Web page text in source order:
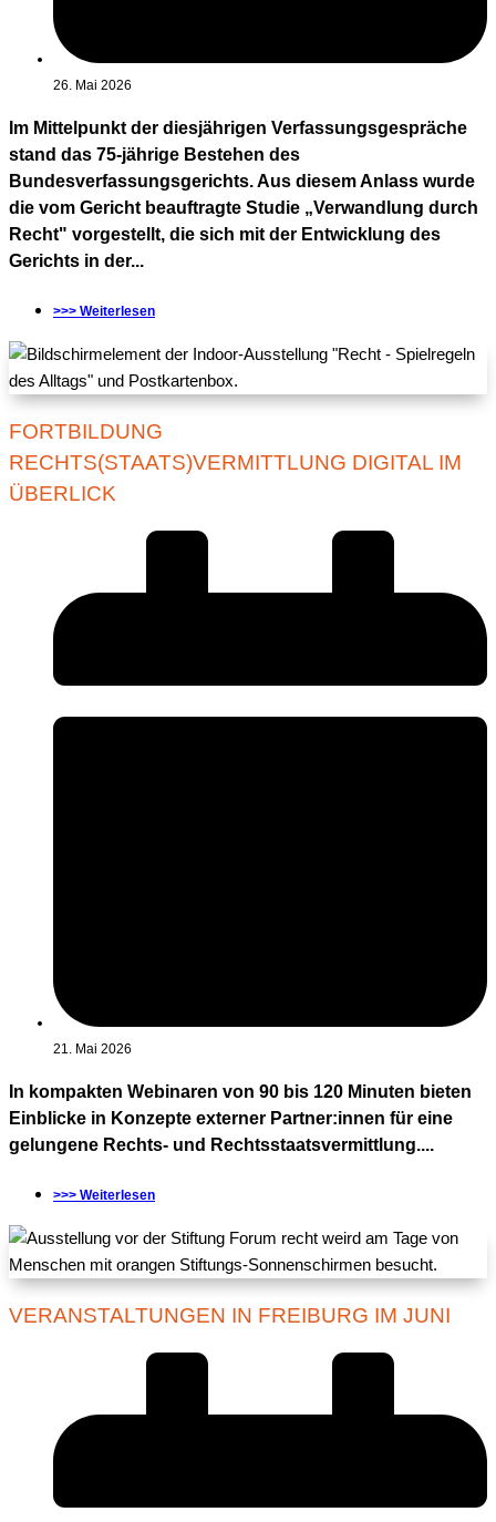
26. Mai 2026
Im Mittelpunkt der diesjährigen Verfassungsgespräche
stand das 75-jährige Bestehen des
Bundesverfassungsgerichts. Aus diesem Anlass wurde
die vom Gericht beauftragte Studie „Verwandlung durch
Recht" vorgestellt, die sich mit der Entwicklung des
Gerichts in der...
>>> Weiterlesen
FORTBILDUNG
RECHTS(STAATS)VERMITTLUNG DIGITAL IM
ÜBERLICK
21. Mai 2026
In kompakten Webinaren von 90 bis 120 Minuten bieten
Einblicke in Konzepte externer Partner:innen für eine
gelungene Rechts- und Rechtsstaatsvermittlung....
>>> Weiterlesen
VERANSTALTUNGEN IN FREIBURG IM JUNI